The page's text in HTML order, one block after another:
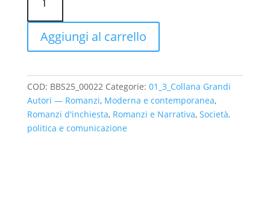
Metaphora
quantità
Aggiungi al carrello
COD: BBS25_00022 Categorie: 01_3_Collana Grandi
Autori — Romanzi, Moderna e contemporanea,
Romanzi d'inchiesta, Romanzi e Narrativa, Società,
politica e comunicazione